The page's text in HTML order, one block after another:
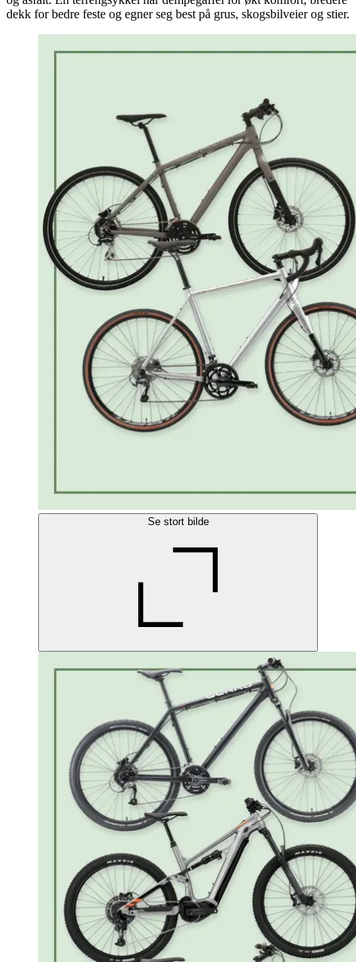
dekk for bedre feste og egner seg best på grus, skogsbilveier og stier.
Se stort bilde